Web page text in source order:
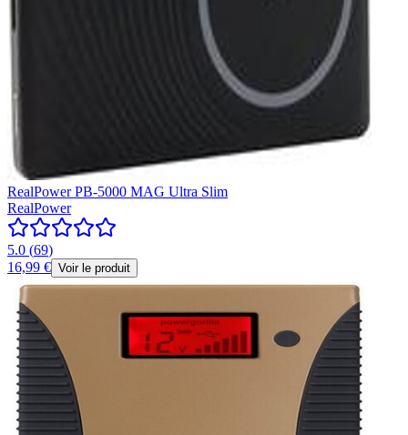
RealPower PB-5000 MAG Ultra Slim
RealPower
5.0 (69)
16,99 € Voir le produit